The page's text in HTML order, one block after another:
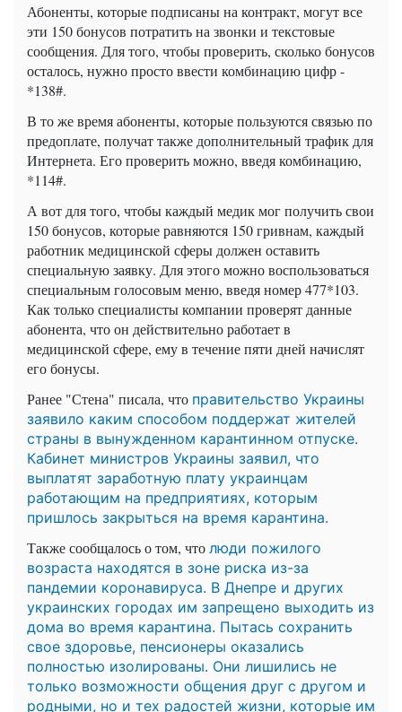
Абоненты, которые подписаны на контракт, могут все
эти 150 бонусов потратить на звонки и текстовые
сообщения. Для того, чтобы проверить, сколько бонусов
осталось, нужно просто ввести комбинацию цифр -
*138#.
В то же время абоненты, которые пользуются связью по
предоплате, получат также дополнительный трафик для
Интернета. Его проверить можно, введя комбинацию,
*114#.
А вот для того, чтобы каждый медик мог получить свои
150 бонусов, которые равняются 150 гривнам, каждый
работник медицинской сферы должен оставить
специальную заявку. Для этого можно воспользоваться
специальным голосовым меню, введя номер 477*103.
Как только специалисты компании проверят данные
абонента, что он действительно работает в
медицинской сфере, ему в течение пяти дней начислят
его бонусы.
Ранее "Стена" писала, что правительство Украины
заявило каким способом поддержат жителей
страны в вынужденном карантинном отпуске.
Кабинет министров Украины заявил, что
выплатят заработную плату украинцам
работающим на предприятиях, которым
пришлось закрыться на время карантина.
Также сообщалось о том, что люди пожилого
возраста находятся в зоне риска из-за
пандемии коронавируса. В Днепре и других
украинских городах им запрещено выходить из
дома во время карантина. Пытась сохранить
свое здоровье, пенсионеры оказались
полностью изолированы. Они лишились не
только возможности общения друг с другом и
родными, но и тех радостей жизни, которые им